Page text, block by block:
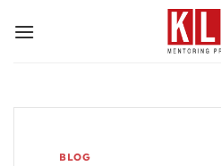
qua
BLOG